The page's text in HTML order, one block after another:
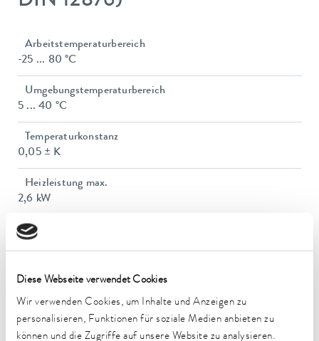
Diese Webseite verwendet Cookies
Wir verwenden Cookies, um Inhalte und Anzeigen zu
personalisieren, Funktionen für soziale Medien anbieten zu
können und die Zugriffe auf unsere Website zu analysieren.
Arbeitstemperaturbereich
-25 ... 80 °C
Umgebungstemperaturbereich
5 ... 40 °C
Temperaturkonstanz
0,05 ± K
Heizleistung max.
2,6 kW
Leistungsaufnahme max.
Leistungsaufnahme
Förderdruck max.
3,2 bar